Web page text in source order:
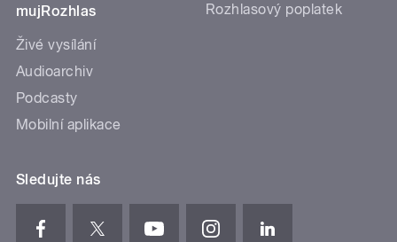
mujRozhlas
Živé vysílání
Audioarchiv
Podcasty
Mobilní aplikace
Rozhlasový poplatek
Sledujte nás